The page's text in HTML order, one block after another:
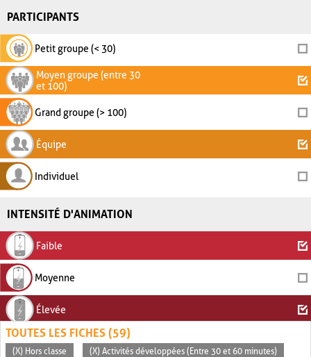
PARTICIPANTS
Petit groupe (< 30)
Moyen groupe (entre 30
et 100)
Grand groupe (> 100)
Équipe
Individuel
INTENSITÉ D'ANIMATION
Faible
Moyenne
Élevée
TOUTES LES FICHES (59)
(X) Hors classe (X) Activités développées (Entre 30 et 60 minutes)